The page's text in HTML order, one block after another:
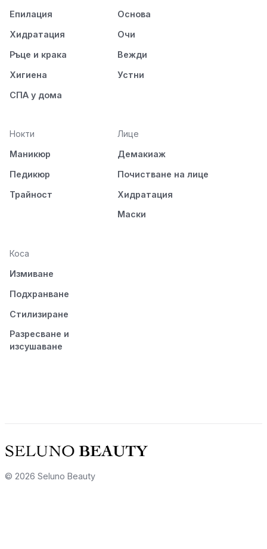
Епилация
Хидратация
Ръце и крака
Хигиена
СПА у дома
Основа
Очи
Вежди
Устни
Нокти
Маникюр
Педикюр
Трайност
Лице
Демакиаж
Почистване на лице
Хидратация
Маски
Коса
Измиване
Подхранване
Стилизиране
Разресване и
изсушаване
© 2026 Seluno Beauty